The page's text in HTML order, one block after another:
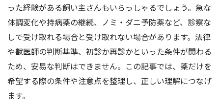
った経験がある飼い主さんもいらっしゃるでしょう。急な
体調変化や持病薬の継続、ノミ・ダニ予防薬など、診察な
しで受け取れる場合と受け取れない場合があります。法律
や獣医師の判断基準、初診か再診かといった条件が関わる
ため、安易な判断はできません。この記事では、薬だけを
希望する際の条件や注意点を整理し、正しい理解につなげ
ます。